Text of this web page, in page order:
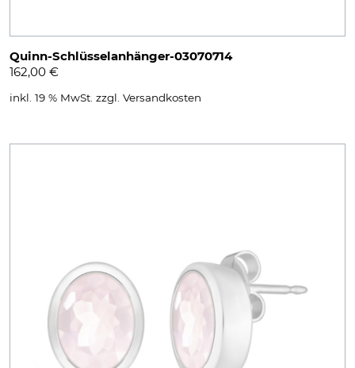
Quinn-Schlüsselanhänger-03070714
162,00 €
inkl. 19 % MwSt. zzgl. Versandkosten